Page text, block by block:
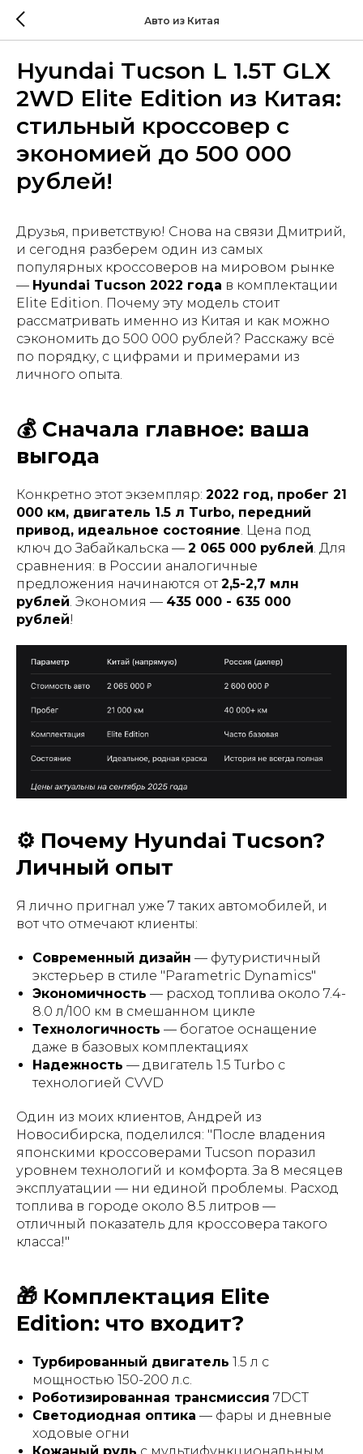
Авто из Китая
Hyundai Tucson L 1.5T GLX
2WD Elite Edition из Китая:
стильный кроссовер с
экономией до 500 000
рублей!
Друзья, приветствую! Снова на связи Дмитрий,
и сегодня разберем один из самых
популярных кроссоверов на мировом рынке
— Hyundai Tucson 2022 года в комплектации
Elite Edition. Почему эту модель стоит
рассматривать именно из Китая и как можно
сэкономить до 500 000 рублей? Расскажу всё
по порядку, с цифрами и примерами из
личного опыта.
💰 Сначала главное: ваша
выгода
Конкретно этот экземпляр: 2022 год, пробег 21
000 км, двигатель 1.5 л Turbo, передний
привод, идеальное состояние. Цена под
ключ до Забайкальска — 2 065 000 рублей. Для
сравнения: в России аналогичные
предложения начинаются от2,5-2,7 млн
рублей. Экономия — 435 000 - 635 000
рублей!
⚙️ Почему Hyundai Tucson?
Личный опыт
Я лично пригнал уже 7 таких автомобилей, и
вот что отмечают клиенты:
Современный дизайн — футуристичный
экстерьер в стиле "Parametric Dynamics"
Экономичность — расход топлива около 7.4-
8.0 л/100 км в смешанном цикле
Технологичность — богатое оснащение
даже в базовых комплектациях
Надежность — двигатель 1.5 Turbo с
технологией CVVD
Один из моих клиентов, Андрей из
Новосибирска, поделился: "После владения
японскими кроссоверами Tucson поразил
уровнем технологий и комфорта. За 8 месяцев
эксплуатации — ни единой проблемы. Расход
топлива в городе около 8.5 литров —
отличный показатель для кроссовера такого
класса!"
🎁 Комплектация Elite
Edition: что входит?
Турбированный двигатель 1.5 л с
мощностью 150-200 л.с.
Роботизированная трансмиссия 7DCT
Светодиодная оптика — фары и дневные
ходовые огни